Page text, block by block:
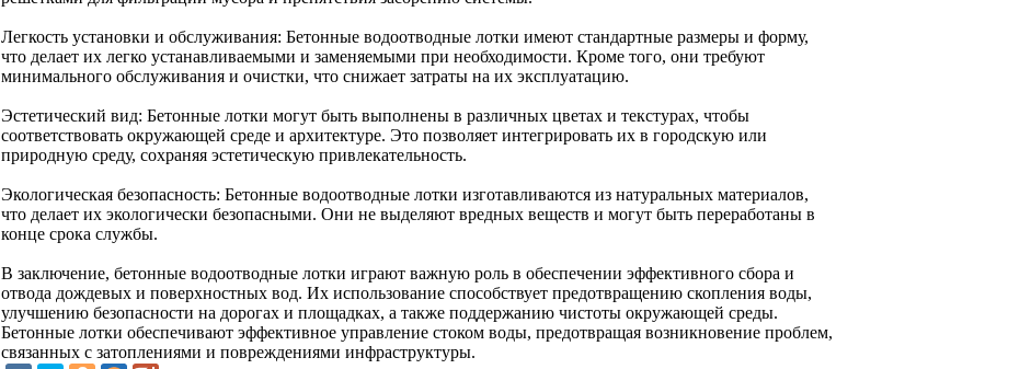
Легкость установки и обслуживания: Бетонные водоотводные лотки имеют стандартные размеры и форму,
что делает их легко устанавливаемыми и заменяемыми при необходимости. Кроме того, они требуют
минимального обслуживания и очистки, что снижает затраты на их эксплуатацию.
Эстетический вид: Бетонные лотки могут быть выполнены в различных цветах и текстурах, чтобы
соответствовать окружающей среде и архитектуре. Это позволяет интегрировать их в городскую или
природную среду, сохраняя эстетическую привлекательность.
Экологическая безопасность: Бетонные водоотводные лотки изготавливаются из натуральных материалов,
что делает их экологически безопасными. Они не выделяют вредных веществ и могут быть переработаны в
конце срока службы.
В заключение, бетонные водоотводные лотки играют важную роль в обеспечении эффективного сбора и
отвода дождевых и поверхностных вод. Их использование способствует предотвращению скопления воды,
улучшению безопасности на дорогах и площадках, а также поддержанию чистоты окружающей среды.
Бетонные лотки обеспечивают эффективное управление стоком воды, предотвращая возникновение проблем,
связанных с затоплениями и повреждениями инфраструктуры.